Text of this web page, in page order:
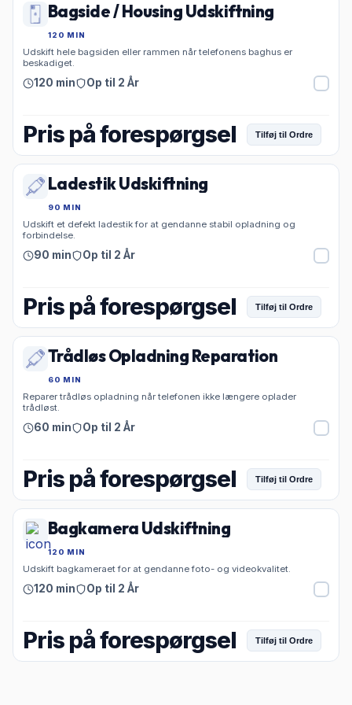
Bagside / Housing Udskiftning
120 MIN
Udskift hele bagsiden eller rammen når telefonens baghus er
beskadiget.
120 min Op til 2 År
Pris på forespørgsel Tilføj til Ordre
Ladestik Udskiftning
90 MIN
Udskift et defekt ladestik for at gendanne stabil opladning og
forbindelse.
90 min Op til 2 År
Pris på forespørgsel Tilføj til Ordre
Trådløs Opladning Reparation
60 MIN
Reparer trådløs opladning når telefonen ikke længere oplader
trådløst.
60 min Op til 2 År
Pris på forespørgsel Tilføj til Ordre
Bagkamera Udskiftning
120 MIN
Udskift bagkameraet for at gendanne foto- og videokvalitet.
120 min Op til 2 År
Pris på forespørgsel Tilføj til Ordre